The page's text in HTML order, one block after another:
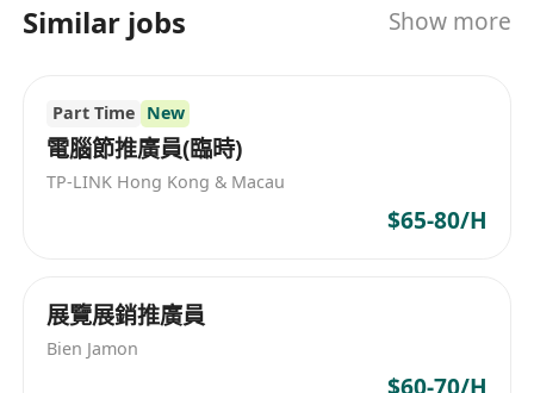
Similar jobs Show more
Part Time New
電腦節推廣員(臨時)
TP-LINK Hong Kong & Macau
$65-80/H
展覽展銷推廣員
Bien Jamon
$60-70/H